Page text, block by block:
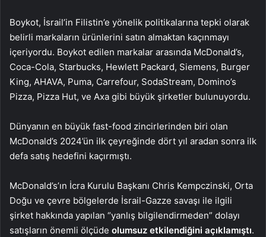
Boykot, İsrail’in Filistin’e yönelik politikalarına tepki olarak
belirli markaların ürünlerini satın almaktan kaçınmayı
içeriyordu. Boykot edilen markalar arasında McDonald’s,
Coca-Cola, Starbucks, Hewlett Packard, Siemens, Burger
King, AHAVA, Puma, Carrefour, SodaStream, Domino’s
Pizza, Pizza Hut, ve Axa gibi büyük şirketler bulunuyordu.
Dünyanın en büyük fast-food zincirlerinden biri olan
McDonald’s 2024’ün ilk çeyreğinde dört yıl aradan sonra ilk
defa satış hedefini kaçırmıştı.
McDonald’s’ın İcra Kurulu Başkanı Chris Kempczinski, Orta
Doğu ve çevre bölgelerde İsrail-Gazze savaşı ile ilgili
şirket hakkında yapılan “yanlış bilgilendirmeden” dolayı
satışların önemli ölçüde olumsuz etkilendiğini açıklamıştı.